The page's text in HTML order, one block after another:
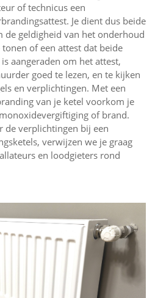
of technicus een
Je dient dus beide
de geldigheid van het onderhoud
of een attest dat beide
aangeraden om het attest,
goed te lezen, en te kijken
en verplichtingen. Met een
van je ketel voorkom je
of brand.
de verplichtingen bij een
verwijzen we je graag
en loodgieters rond